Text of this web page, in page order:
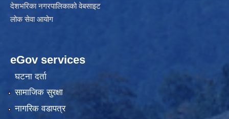
देशभरिका नगरपालिकाको वेबसाइट
लोक सेवा आयोग
eGov services
घटना दर्ता
सामाजिक सुरक्षा
नागरिक वडापत्र